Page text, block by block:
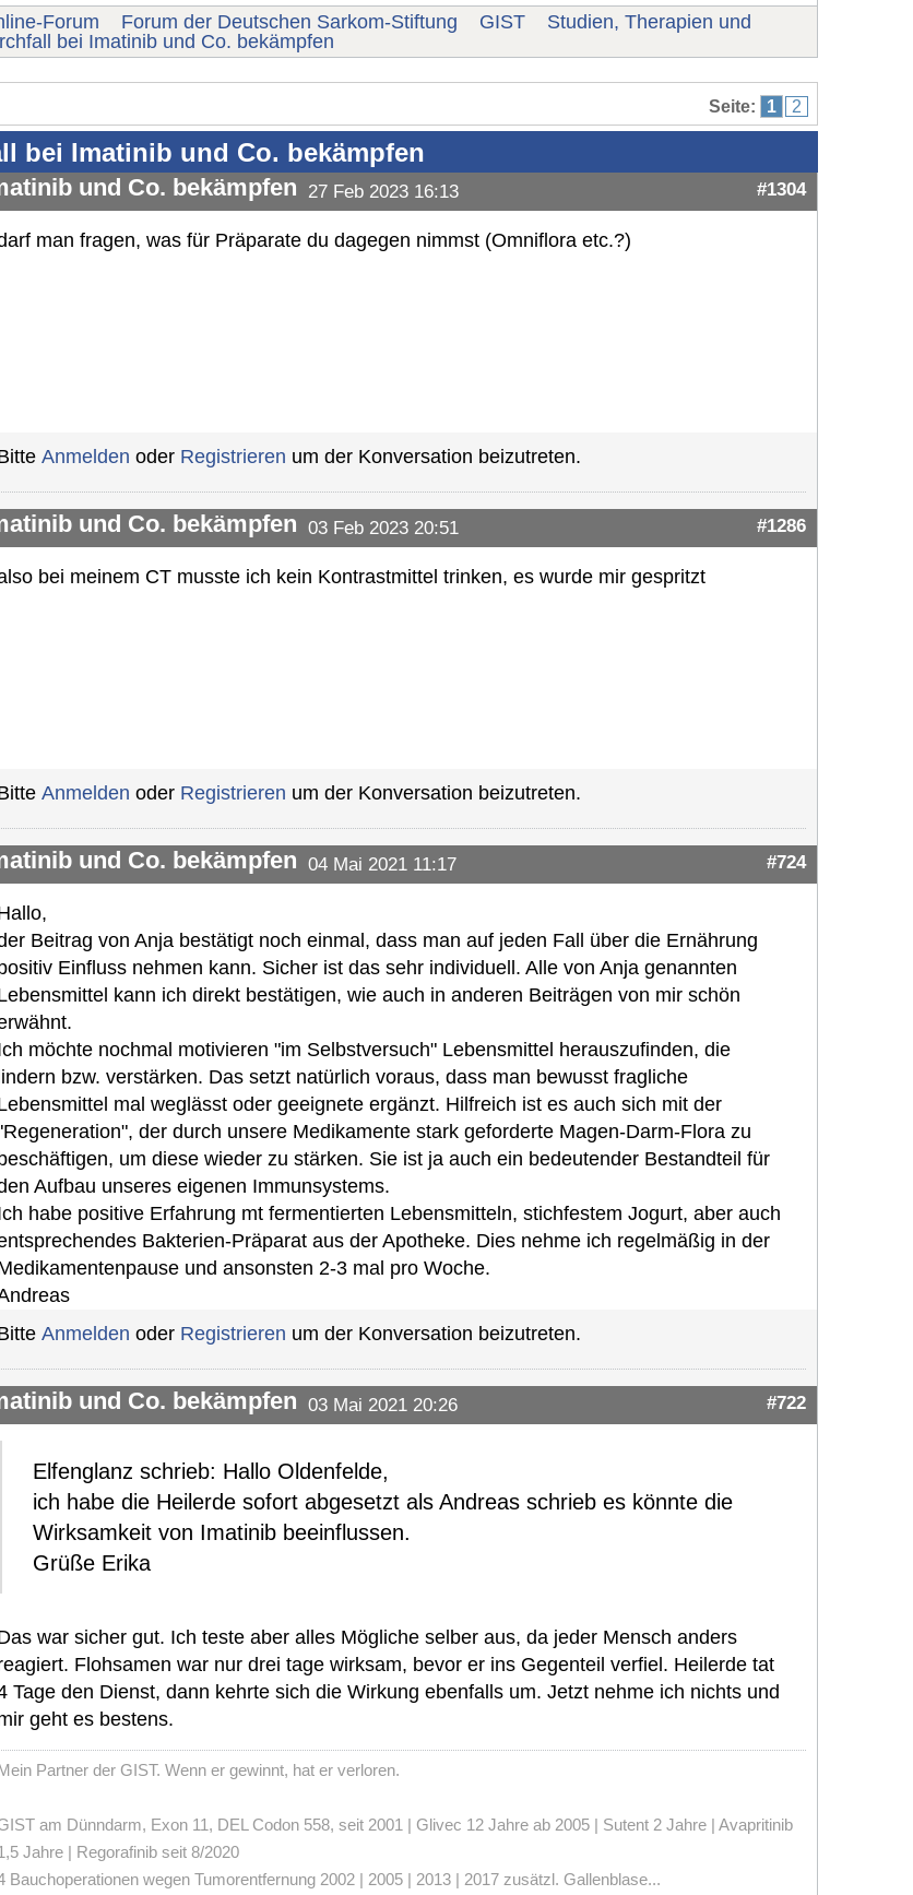
Forum Forum der Deutschen Sarkom-Stiftung GIST
Studien, Therapien und
bei Imatinib und Co. bekämpfen
Seite: 1 2
bei Imatinib und Co. bekämpfen
und Co. bekämpfen 27 Feb 2023 16:13 #1304
man fragen, was für Präparate du dagegen nimmst (Omniflora etc.?)
Anmelden oder Registrieren um der Konversation beizutreten.
und Co. bekämpfen 03 Feb 2023 20:51 #1286
bei meinem CT musste ich kein Kontrastmittel trinken, es wurde mir gespritzt
Anmelden oder Registrieren um der Konversation beizutreten.
und Co. bekämpfen 04 Mai 2021 11:17 #724
Beitrag von Anja bestätigt noch einmal, dass man auf jeden Fall über die Ernährung
Einfluss nehmen kann. Sicher ist das sehr individuell. Alle von Anja genannten
kann ich direkt bestätigen, wie auch in anderen Beiträgen von mir schön
möchte nochmal motivieren "im Selbstversuch" Lebensmittel herauszufinden, die
lindern bzw. verstärken. Das setzt natürlich voraus, dass man bewusst fragliche
mal weglässt oder geeignete ergänzt. Hilfreich ist es auch sich mit der
der durch unsere Medikamente stark geforderte Magen-Darm-Flora zu
beschäftigen, um diese wieder zu stärken. Sie ist ja auch ein bedeutender Bestandteil für
Aufbau unseres eigenen Immunsystems.
habe positive Erfahrung mt fermentierten Lebensmitteln, stichfestem Jogurt, aber auch
Bakterien-Präparat aus der Apotheke. Dies nehme ich regelmäßig in der
und ansonsten 2-3 mal pro Woche.
Anmelden oder Registrieren um der Konversation beizutreten.
und Co. bekämpfen 03 Mai 2021 20:26 #722
Elfenglanz schrieb: Hallo Oldenfelde,
ich habe die Heilerde sofort abgesetzt als Andreas schrieb es könnte die
Wirksamkeit von Imatinib beeinflussen.
Grüße Erika
war sicher gut. Ich teste aber alles Mögliche selber aus, da jeder Mensch anders
Flohsamen war nur drei tage wirksam, bevor er ins Gegenteil verfiel. Heilerde tat
Tage den Dienst, dann kehrte sich die Wirkung ebenfalls um. Jetzt nehme ich nichts und
geht es bestens.
Partner der GIST. Wenn er gewinnt, hat er verloren.
am Dünndarm, Exon 11, DEL Codon 558, seit 2001 | Glivec 12 Jahre ab 2005 | Sutent 2 Jahre | Avapritinib
Jahre | Regorafinib seit 8/2020
Bauchoperationen wegen Tumorentfernung 2002 | 2005 | 2013 | 2017 zusätzl. Gallenblase...